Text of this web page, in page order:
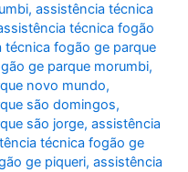
,assistência técnica
técnica fogão
técnica fogão ge parque
ge parque morumbi,
novo mundo,
são domingos,
são jorge,assistência
técnica fogão ge
ge piqueri,assistência